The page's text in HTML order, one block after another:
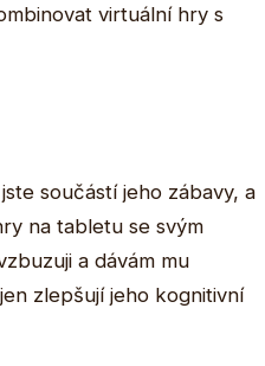
virtuální hry s
součástí jeho zábavy, a
na tabletu se svým
a dávám mu
zlepšují jeho kognitivní